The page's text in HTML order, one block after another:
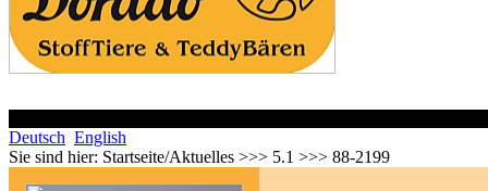
Deutsch English
Sie sind hier: Startseite/Aktuelles >>> 5.1 >>> 88-2199